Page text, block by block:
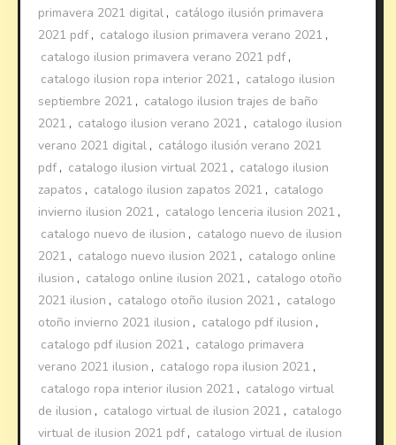
primavera 2021 digital , catálogo ilusión primavera
2021 pdf , catalogo ilusion primavera verano 2021 ,
catalogo ilusion primavera verano 2021 pdf ,
catalogo ilusion ropa interior 2021 , catalogo ilusion
septiembre 2021 , catalogo ilusion trajes de baño
2021 , catalogo ilusion verano 2021 , catalogo ilusion
verano 2021 digital , catálogo ilusión verano 2021
pdf , catalogo ilusion virtual 2021 , catalogo ilusion
zapatos , catalogo ilusion zapatos 2021 , catalogo
invierno ilusion 2021 , catalogo lenceria ilusion 2021 ,
catalogo nuevo de ilusion , catalogo nuevo de ilusion
2021 , catalogo nuevo ilusion 2021 , catalogo online
ilusion , catalogo online ilusion 2021 , catalogo otoño
2021 ilusion , catalogo otoño ilusion 2021 , catalogo
otoño invierno 2021 ilusion , catalogo pdf ilusion ,
catalogo pdf ilusion 2021 , catalogo primavera
verano 2021 ilusion , catalogo ropa ilusion 2021 ,
catalogo ropa interior ilusion 2021 , catalogo virtual
de ilusion , catalogo virtual de ilusion 2021 , catalogo
virtual de ilusion 2021 pdf , catalogo virtual de ilusion